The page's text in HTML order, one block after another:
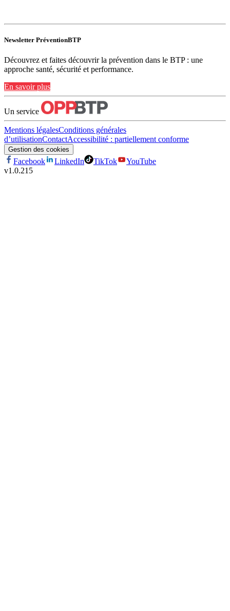
Newsletter PréventionBTP
Découvrez et faites découvrir la prévention dans le BTP : une
approche santé, sécurité et performance.
En savoir plus
Un service
Mentions légalesConditions générales
d’utilisationContactAccessibilité : partiellement conforme
Gestion des cookies
Facebook LinkedIn TikTok
YouTube
v1.0.215